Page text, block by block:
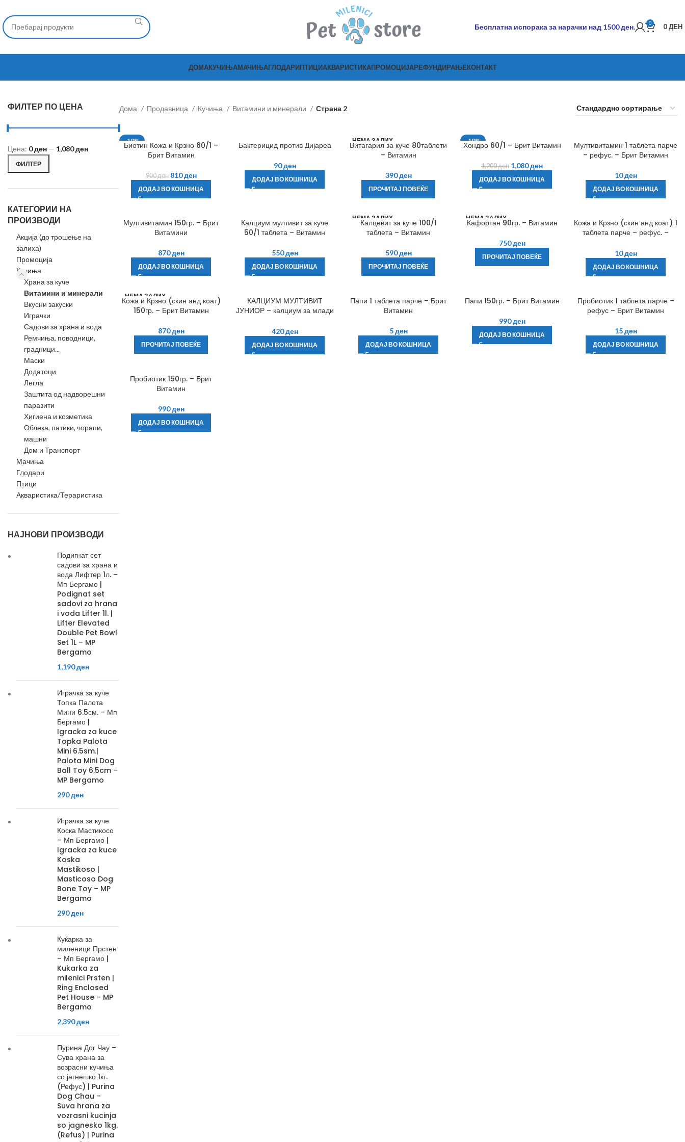
Бесплатна испорака за нарачки над 1500 ден. 0 0ДЕН
ДОМАКУЧИЊАМАЧИЊАГЛОДАРИПТИЦИАКВАРИСТИКАПРОМОЦИЈАРЕФУНДИРАЊЕКОНТАКТ
ФИЛТЕР ПО ЦЕНА
ФИЛТЕР
Цена: 0 ден — 1,080 ден
КАТЕГОРИИ НА
ПРОИЗВОДИ
Акција (до трошење на
залиха)
Промоција
Кучиња
Храна за куче
Витамини и минерали
Вкусни закуски
Играчки
Садови за храна и вода
Ремчиња, поводници,
градници...
Маски
Додатоци
Легла
Заштита од надворешни
паразити
Хигиена и козметика
Облека, патики, чорапи,
машни
Дом и Транспорт
Мачиња
Глодари
Птици
Акваристика/Тераристика
НАЈНОВИ ПРОИЗВОДИ
Подигнат сет
садови за храна и
вода Лифтер 1л. –
Мп Бергамо |
Podignat set
sadovi za hrana
i voda Lifter 1l. |
Lifter Elevated
Double Pet Bowl
Set 1L – MP
Bergamo
1,190ден
Играчка за куче
Топка Палота
Мини 6.5см. – Мп
Бергамо |
Igracka za kuce
Topka Palota
Mini 6.5sm.|
Palota Mini Dog
Ball Toy 6.5cm –
MP Bergamo
290ден
Играчка за куче
Коска Мастикосо
– Мп Бергамо |
Igracka za kuce
Koska
Mastikoso |
Masticoso Dog
Bone Toy – MP
Bergamo
290ден
Куќарка за
миленици Прстен
– Мп Бергамо |
Kukarka za
milenici Prsten |
Ring Enclosed
Pet House – MP
Bergamo
2,390ден
Пурина Дог Чау –
Сува храна за
возрасни кучиња
со јагнешко 1кг.
(Рефус) | Purina
Dog Chau –
Suva hrana za
vozrasni kucinja
so jagnesko 1kg.
(Refus) | Purina
Дома Продавница Кучиња Витамини и минерали Страна 2
-10%
Биотин Кожа и Крзно 60/1 –
Брит Витамин
900ден 810ден
ДОДАЈ ВО КОШНИЦА
Бактерицид против Дијареа
90ден
ДОДАЈ ВО КОШНИЦА
НЕМА ЗАЛИХ
А
Витагарил за куче 80таблети
– Витамин
390ден
ПРОЧИТАЈ ПОВЕЌЕ
-10%
Хондро 60/1 – Брит Витамин
1,200ден 1,080ден
ДОДАЈ ВО КОШНИЦА
Мултивитамин 1 таблета парче
– рефус. – Брит Витамин
10ден
ДОДАЈ ВО КОШНИЦА
Мултивитамин 150гр. – Брит
Витамини
870ден
ДОДАЈ ВО КОШНИЦА
Калциум мултивит за куче
50/1 таблета – Витамин
550ден
ДОДАЈ ВО КОШНИЦА
НЕМА ЗАЛИХ
А
Калцевит за куче 100/1
таблета – Витамин
590ден
ПРОЧИТАЈ ПОВЕЌЕ
НЕМА ЗАЛИХ
А
Кафортан 90гр. – Витамин
750ден
ПРОЧИТАЈ ПОВЕЌЕ
Кожа и Крзно (скин анд коат) 1
таблета парче – рефус. –
10ден
ДОДАЈ ВО КОШНИЦА
НЕМА ЗАЛИХ
А
Кожа и Крзно (скин анд коат)
150гр. – Брит Витамин
870ден
ПРОЧИТАЈ ПОВЕЌЕ
КАЛЦИУМ МУЛТИВИТ
ЈУНИОР – калциум за млади
420ден
ДОДАЈ ВО КОШНИЦА
Папи 1 таблета парче – Брит
Витамин
5ден
ДОДАЈ ВО КОШНИЦА
Папи 150гр. – Брит Витамин
990ден
ДОДАЈ ВО КОШНИЦА
Пробиотик 1 таблета парче –
рефус – Брит Витамин
15ден
ДОДАЈ ВО КОШНИЦА
Пробиотик 150гр. – Брит
Витамин
990ден
ДОДАЈ ВО КОШНИЦА